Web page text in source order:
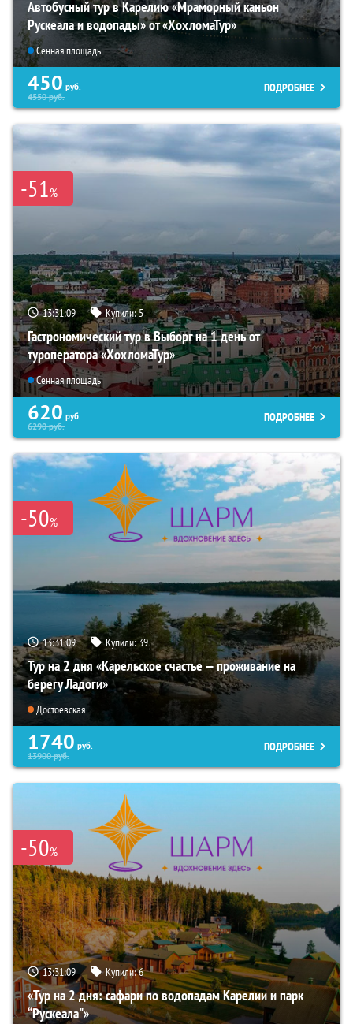
Автобусный тур в Карелию «Мраморный каньон
Рускеала и водопады» от «ХохломаТур»
Сенная площадь
450 руб.
4550руб.
ПОДРОБНЕЕ
-51%
13:31:07 Купили:5
Гастрономический тур в Выборг на 1 день от
туроператора «ХохломаТур»
Сенная площадь
620 руб.
6290руб.
ПОДРОБНЕЕ
-50%
13:31:07 Купили:39
Тур на 2 дня «Карельское счастье — проживание на
берегу Ладоги»
Достоевская
1740 руб.
13900руб.
ПОДРОБНЕЕ
-50%
13:31:07 Купили:6
«Тур на 2 дня: сафари по водопадам Карелии и парк
“Рускеала"»